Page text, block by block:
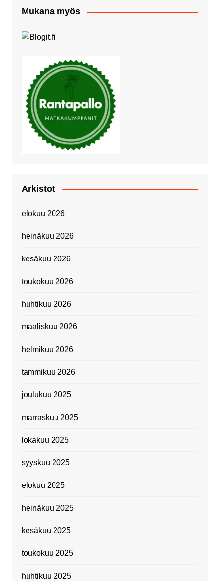
Mukana myös
Arkistot
elokuu 2026
heinäkuu 2026
kesäkuu 2026
toukokuu 2026
huhtikuu 2026
maaliskuu 2026
helmikuu 2026
tammikuu 2026
joulukuu 2025
marraskuu 2025
lokakuu 2025
syyskuu 2025
elokuu 2025
heinäkuu 2025
kesäkuu 2025
toukokuu 2025
huhtikuu 2025